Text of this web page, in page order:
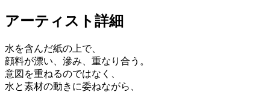
アーティスト詳細
水を含んだ紙の上で、
顔料が漂い、滲み、重なり合う。
意図を重ねるのではなく、
水と素材の動きに委ねながら、